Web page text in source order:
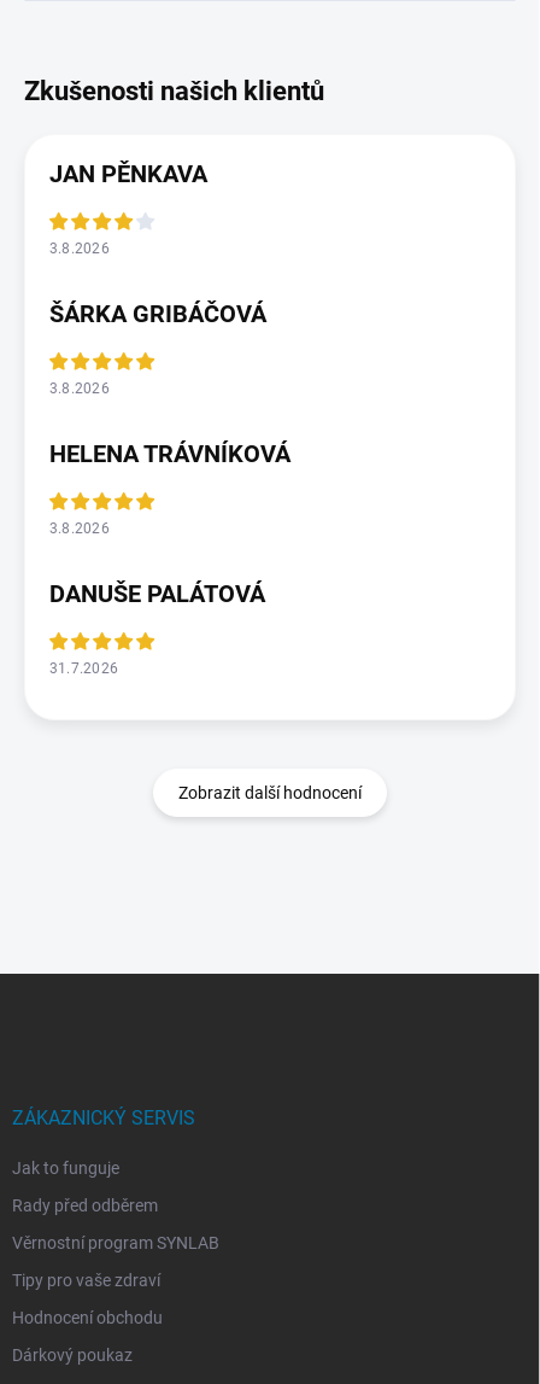
JAN PĚNKAVA
3.8.2026
ŠÁRKA GRIBÁČOVÁ
3.8.2026
HELENA TRÁVNÍKOVÁ
3.8.2026
DANUŠE PALÁTOVÁ
31.7.2026
Zobrazit další hodnocení
ZÁKAZNICKÝ SERVIS
Jak to funguje
Rady před odběrem
Věrnostní program SYNLAB
Tipy pro vaše zdraví
Hodnocení obchodu
Dárkový poukaz